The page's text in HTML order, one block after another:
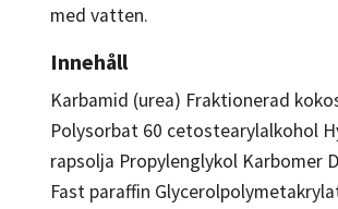
med vatten.
Innehåll
Karbamid (urea) Fraktionerad
Polysorbat 60 cetostearylalkohol
rapsolja Propylenglykol Karbomer
Fast paraffin